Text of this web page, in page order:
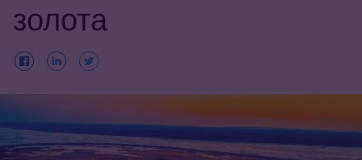
золота